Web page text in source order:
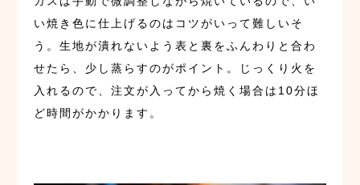
い焼き色に仕上げるのはコツがいって難しいそ
う。生地が潰れないよう表と裏をふんわりと合わ
せたら、少し蒸らすのがポイント。じっくり火を
入れるので、注文が入ってから焼く場合は10分ほ
ど時間がかかります。